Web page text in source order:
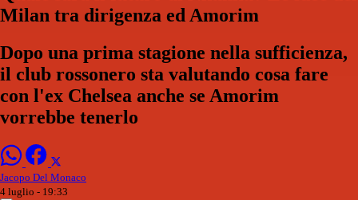
Milan tra dirigenza ed Amorim
Dopo una prima stagione nella sufficienza,
il club rossonero sta valutando cosa fare
con l'ex Chelsea anche se Amorim
vorrebbe tenerlo
Jacopo Del Monaco
4 luglio - 19:33